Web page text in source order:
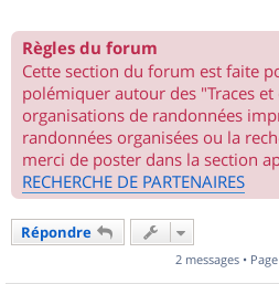
Règles du forum
Cette section du forum est faite
polémiquer autour des "Traces et
organisations de randonnées
randonnées organisées ou la
merci de poster dans la section
RECHERCHE DE PARTENAIRES
Répondre
2 messages • Page